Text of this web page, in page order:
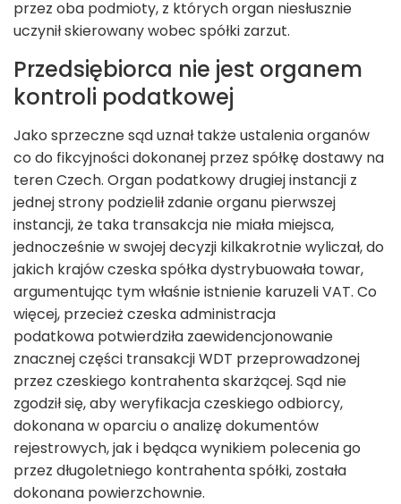
przez oba podmioty, z których organ niesłusznie
uczynił skierowany wobec spółki zarzut.
Przedsiębiorca nie jest organem
kontroli podatkowej
Jako sprzeczne sąd uznał także ustalenia organów
co do fikcyjności dokonanej przez spółkę dostawy na
teren Czech. Organ podatkowy drugiej instancji z
jednej strony podzielił zdanie organu pierwszej
instancji, że taka transakcja nie miała miejsca,
jednocześnie w swojej decyzji kilkakrotnie wyliczał, do
jakich krajów czeska spółka dystrybuowała towar,
argumentując tym właśnie istnienie karuzeli VAT. Co
więcej, przecież czeska administracja
podatkowa potwierdziła zaewidencjonowanie
znacznej części transakcji WDT przeprowadzonej
przez czeskiego kontrahenta skarżącej. Sąd nie
zgodził się, aby weryfikacja czeskiego odbiorcy,
dokonana w oparciu o analizę dokumentów
rejestrowych, jak i będąca wynikiem polecenia go
przez długoletniego kontrahenta spółki, została
dokonana powierzchownie.